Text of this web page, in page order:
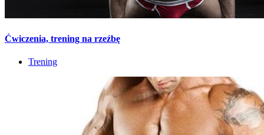
Ćwiczenia, trening na rzeźbę
Trening